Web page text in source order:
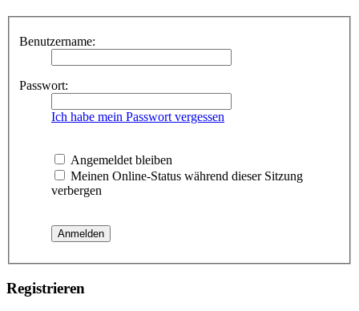
Benutzername:
Passwort:
Ich habe mein Passwort vergessen
Angemeldet bleiben
Meinen Online-Status während dieser Sitzung
verbergen
Registrieren